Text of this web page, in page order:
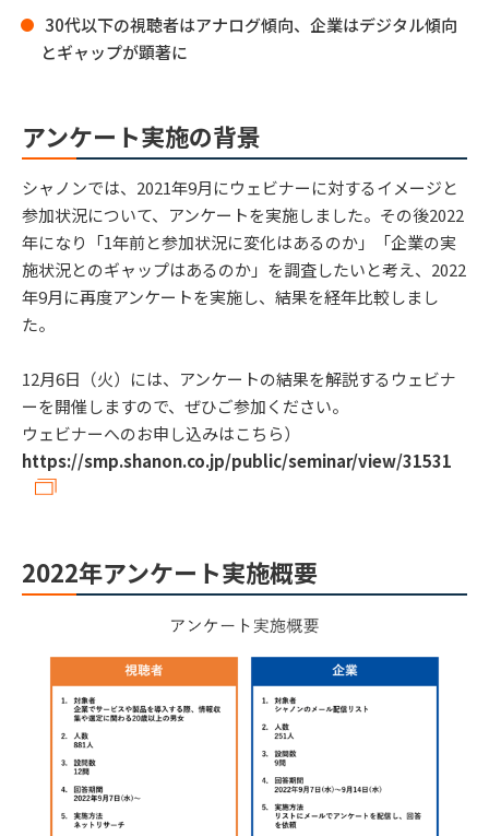
30代以下の視聴者はアナログ傾向、企業はデジタル傾向
とギャップが顕著に
アンケート実施の背景
シャノンでは、2021年9月にウェビナーに対するイメージと
参加状況について、アンケートを実施しました。その後2022
年になり「1年前と参加状況に変化はあるのか」「企業の実
施状況とのギャップはあるのか」を調査したいと考え、2022
年9月に再度アンケートを実施し、結果を経年比較しまし
た。
12月6日（火）には、アンケートの結果を解説するウェビナ
ーを開催しますので、ぜひご参加ください。
ウェビナーへのお申し込みはこちら）
https://smp.shanon.co.jp/public/seminar/view/31531
2022年アンケート実施概要